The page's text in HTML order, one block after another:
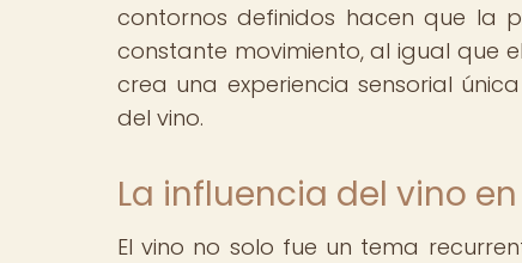
contornos definidos hacen que la
constante movimiento, al igual que
crea una experiencia sensorial
del vino.
La influencia del vino
El vino no solo fue un tema